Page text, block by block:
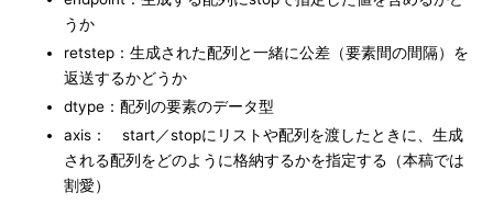
うか
retstep：生成された配列と一緒に公差（要素間の間隔）を
返送するかどうか
dtype：配列の要素のデータ型
axis： start／stopにリストや配列を渡したときに、生成
される配列をどのように格納するかを指定する（本稿では
割愛）